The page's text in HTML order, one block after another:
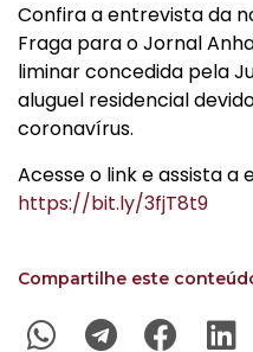
Confira a entrevista da
Fraga para o Jornal
liminar concedida pela
aluguel residencial
coronavírus.
Acesse o link e assista a
https://bit.ly/3fjT8t9
Compartilhe este